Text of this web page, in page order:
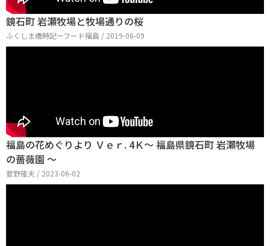
鏡石町 岩瀬牧場と牧場通りの桜
ふくしま歳時記ーフード福島 / 2019-06-09
福島の花めぐりより Ｖｅｒ. 4Ｋ～ 福島県鏡石町 岩瀬牧場
の薔薇園 ～
菅野隆夫 / 2023-06-02